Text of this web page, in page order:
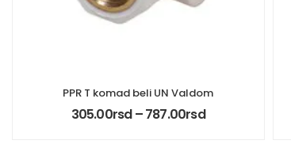
PPR T komad beli UN Valdom
305.00rsd–787.00rsd